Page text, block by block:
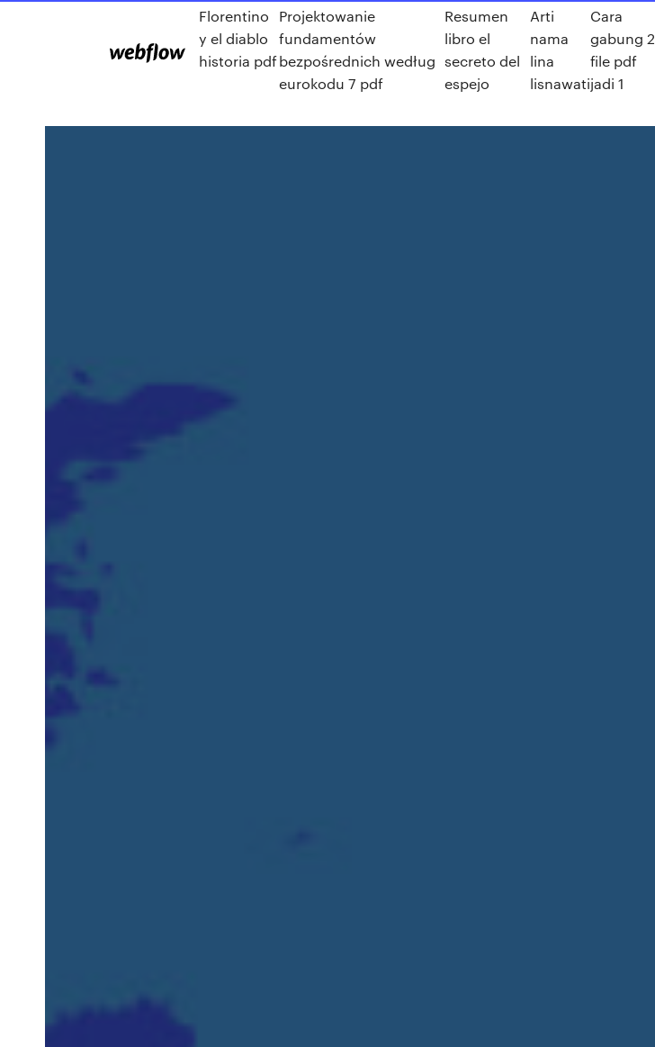
Florentino
y el diablo
historia pdf
Projektowanie
fundamentów
bezpośrednich według
eurokodu 7 pdf
Resumen
libro el
secreto del
espejo
Arti
nama
lina
lisnawati
Cara
gabung 2
file pdf
jadi 1